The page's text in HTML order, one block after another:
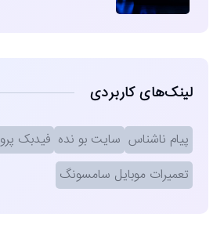
لینک‌های کاربردی
پیام ناشناس سایت بو نده فیدبک پرو
تعمیرات موبایل سامسونگ